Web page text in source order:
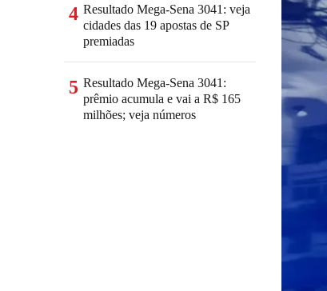
4 Resultado Mega-Sena 3041: veja
cidades das 19 apostas de SP
premiadas
5 Resultado Mega-Sena 3041:
prêmio acumula e vai a R$ 165
milhões; veja números